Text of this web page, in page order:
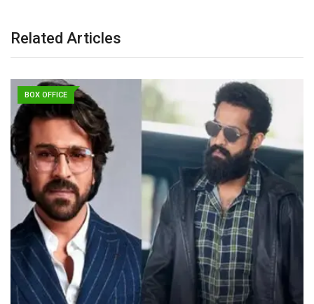
Related Articles
BOX OFFICE